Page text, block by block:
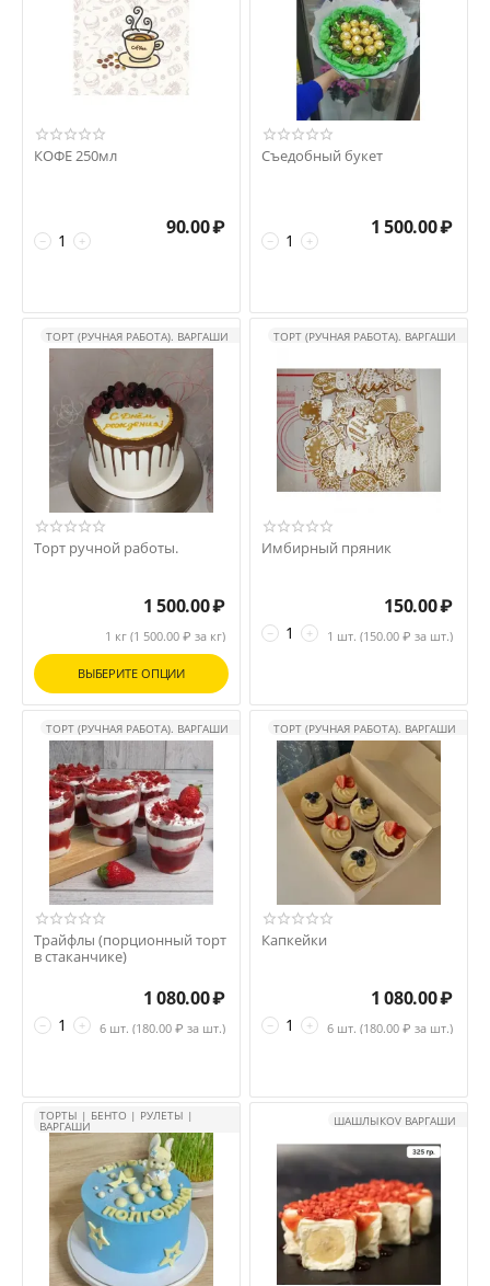
КОФЕ 250мл
+
−
90.00₽
Съедобный букет
+
−
1 500.00₽
ТОРТ (РУЧНАЯ РАБОТА). ВАРГАШИ
Торт ручной работы.
1 500.00₽
1 кг (1 500.00 ₽ за кг)
ВЫБЕРИТЕ ОПЦИИ
ТОРТ (РУЧНАЯ РАБОТА). ВАРГАШИ
Имбирный пряник
+
−
150.00₽
1 шт. (150.00 ₽ за шт.)
ТОРТ (РУЧНАЯ РАБОТА). ВАРГАШИ
Трайфлы (порционный торт
в стаканчике)
+
−
1 080.00₽
6 шт. (180.00 ₽ за шт.)
ТОРТ (РУЧНАЯ РАБОТА). ВАРГАШИ
Капкейки
+
−
1 080.00₽
6 шт. (180.00 ₽ за шт.)
ТОРТЫ | БЕНТО | РУЛЕТЫ |
ВАРГАШИ ШАШЛЫКOV ВАРГАШИ